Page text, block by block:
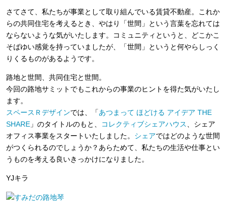
さてさて、私たちが事業として取り組んでいる賃貸不動産。これか
らの共同住宅を考えるとき、やはり「世間」という言葉を忘れては
ならないような気がいたします。コミュニティというと、どこかこ
そばゆい感覚を持っていましたが、「世間」というと何やらしっく
りくるものがあるようです。
路地と世間、共同住宅と世間。
今回の路地サミットでもこれからの事業のヒントを得た気がいたし
ます。
スペースＲデザインでは、「あつまって ほどける アイデア THE
SHARE 」のタイトルのもと、 コレクティブシェアハウス
、シェア
オフィス事業をスタートいたしました。 シェアではどのような世間
がつくられるのでしょうか？あらためて、私たちの生活や仕事とい
うものを考える良いきっかけになりました。
YJキラ